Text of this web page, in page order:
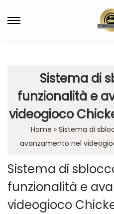
Sistema di
funzionalità e
videogioco
Home » Sistema di
avanzamento nel
Sistema di
funzionalità e
videogioco